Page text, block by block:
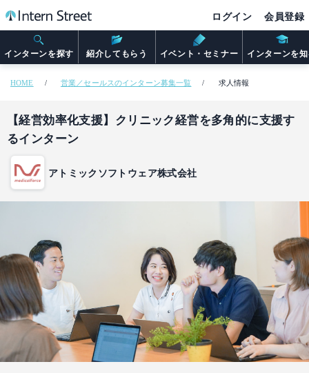
インターンを探す 紹介してもらう イベント・セミナー インターンを
ログイン 会員登録
HOME 営業／セールスのインターン募集一覧 求人情報
【経営効率化支援】クリニック経営を多角的に支援す
るインターン
アトミックソフトウェア株式会社